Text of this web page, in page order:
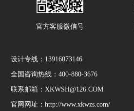
官方客服微信号
设计专线：13916073146
全国咨询热线：400-880-3676
联系邮箱：XKWSH@126.COM
官网网址：http://www.xkwzs.com/